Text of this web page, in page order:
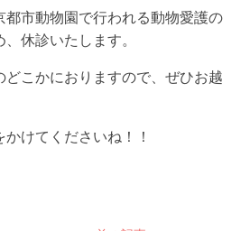
都市動物園で行われる動物愛護の
休診いたします。
どこかにおりますので、ぜひお越
けてくださいね！！